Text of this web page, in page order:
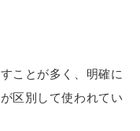
ことが多く、明確に
区別して使われてい